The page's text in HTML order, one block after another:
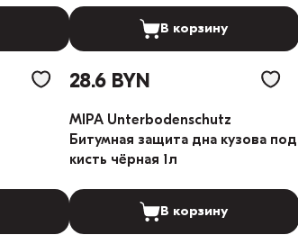
В корзину
28.6 BYN
MIPA Unterbodenschutz
Битумная защита дна кузова под
кисть чёрная 1л
В корзину